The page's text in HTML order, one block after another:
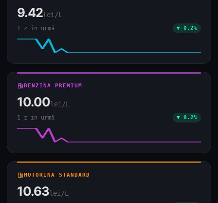
9.42lei/L
1 z în urmă ▼ 0.2%
local_gas_stationBENZINA PREMIUM
10.00lei/L
1 z în urmă ▼ 0.2%
local_gas_stationMOTORINA STANDARD
10.63lei/L